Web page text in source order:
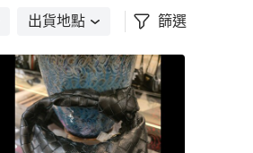
出貨地點 篩選